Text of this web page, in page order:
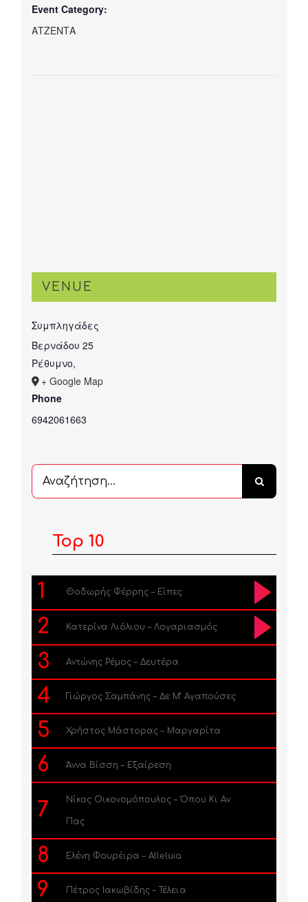
Event Category:
ΑΤΖΕΝΤΑ
VENUE
Συμπληγάδες
Βερνάδου 25
Ρέθυμνο,
+ Google Map
Phone
6942061663
Αναζήτηση
...
Top 10
1 Θοδωρής Φέρρης – Είπες
2 Κατερίνα Λιόλιου – Λογαριασμός
3 Αντώνης Ρέμος – Δευτέρα
4 Γιώργος Σαμπάνης – Δε Μ’ Αγαπούσες
5 Χρήστος Μάστορας – Μαργαρίτα
6 Άννα Βίσση – Εξαίρεση
7 Νίκος Οικονομόπουλος – Όπου Κι Αν
Πας
8 Ελένη Φουρέιρα – Alleluia
9 Πέτρος Ιακωβίδης – Τέλεια